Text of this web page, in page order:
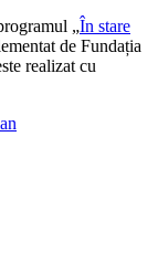
„În stare
de Fundația
realizat cu